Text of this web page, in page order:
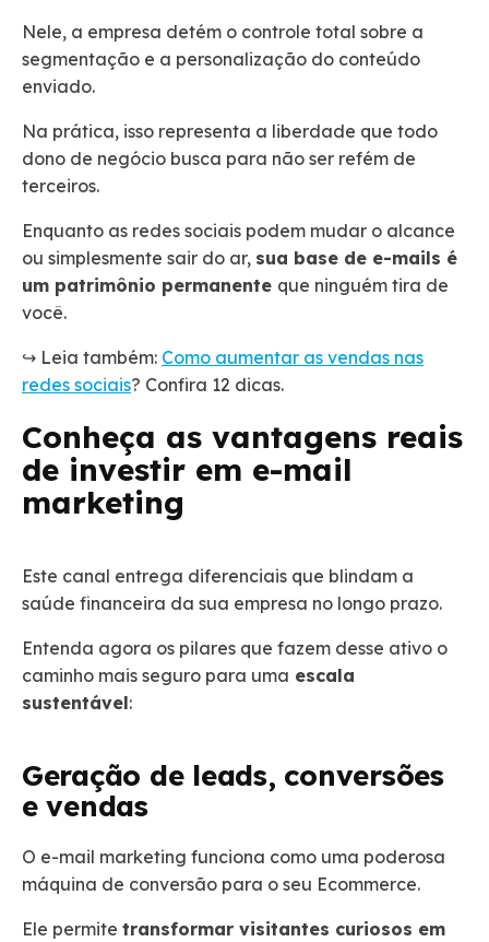
Nele, a empresa detém o controle total sobre a
segmentação e a personalização do conteúdo
enviado.
Na prática, isso representa a liberdade que todo
dono de negócio busca para não ser refém de
terceiros.
Enquanto as redes sociais podem mudar o alcance
ou simplesmente sair do ar, sua base de e-mails é
um patrimônio permanente que ninguém tira de
você.
↪️ Leia também: Como aumentar as vendas nas
redes sociais? Confira 12 dicas.
Conheça as vantagens reais
de investir em e-mail
marketing
Este canal entrega diferenciais que blindam a
saúde financeira da sua empresa no longo prazo.
Entenda agora os pilares que fazem desse ativo o
caminho mais seguro para uma escala
sustentável:
Geração de leads, conversões
e vendas
O e-mail marketing funciona como uma poderosa
máquina de conversão para o seu Ecommerce.
Ele permite transformar visitantes curiosos em